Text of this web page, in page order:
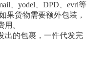
、yodel、DPD、evri等
果货物需要额外包装，
。
出的包裹，一件代发完